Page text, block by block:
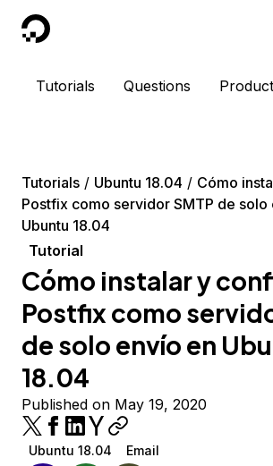
DigitalOcean
Tutorials Questions
Tutorials Ubuntu 18.04
Cómo
Postfix como servidor SMTP de solo
Ubuntu 18.04
Tutorial
Cómo instalar y
Postfix como
de solo envío en
18.04
Published on May 19, 2020
Ubuntu 18.04 Email